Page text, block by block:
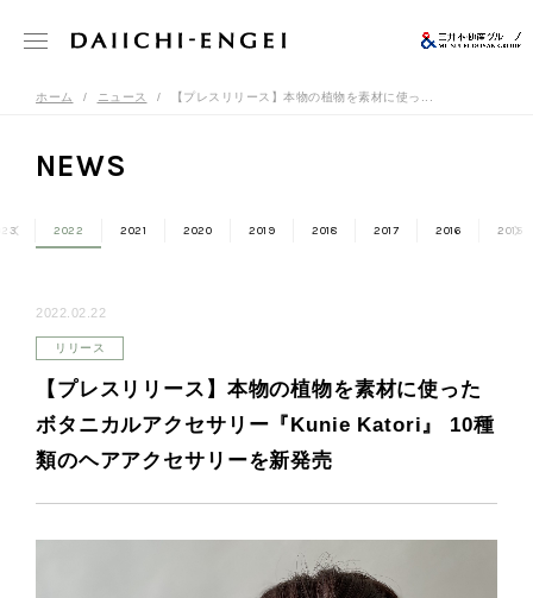
ホーム ニュース 【プレスリリース】本物の植物を素材に使っ...
NEWS
2022 2021 2020 2019 2018 2017 2016 2015
2022.02.22
リリース
【プレスリリース】本物の植物を素材に使った
ボタニカルアクセサリー『Kunie Katori』 10種
類のヘアアクセサリーを新発売